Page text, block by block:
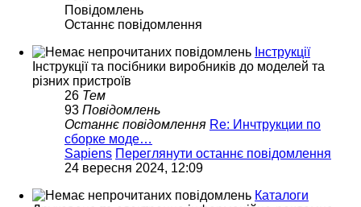
Повідомлень
Останнє повідомлення
Інструкції
Інструкції та посібники виробників до моделей та
різних пристроїв
26 Тем
93 Повідомлень
Останнє повідомлення Re: Инчтрукции по
сборке моде…
Sapiens Переглянути останнє повідомлення
24 вересня 2024, 12:09
Каталоги